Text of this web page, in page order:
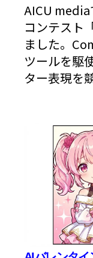
AICU
コンテスト
ました。
ツールを駆
ター表現を